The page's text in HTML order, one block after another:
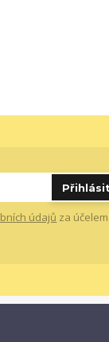
údajů za účelem